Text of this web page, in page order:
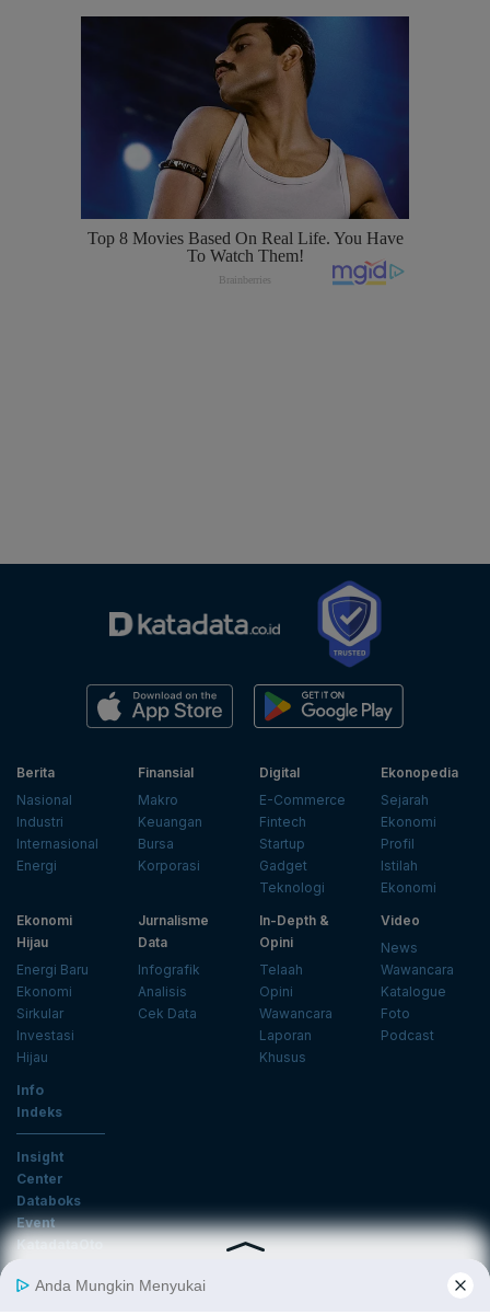
Berita
Nasional
Industri
Internasional
Energi
Finansial
Makro
Keuangan
Bursa
Korporasi
Digital
E-Commerce
Fintech
Startup
Gadget
Teknologi
Ekonopedia
Sejarah
Ekonomi
Profil
Istilah
Ekonomi
Ekonomi
Hijau
Energi Baru
Ekonomi
Sirkular
Investasi
Hijau
Jurnalisme
Data
Infografik
Analisis
Cek Data
In-Depth &
Opini
Telaah
Opini
Wawancara
Laporan
Khusus
Video
News
Wawancara
Katalogue
Foto
Podcast
Info
Indeks
Insight
Center
Databoks
Event
KatadataOto